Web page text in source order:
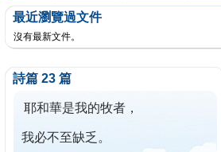
最近瀏覽過文件
沒有最新文件。
詩篇 23 篇
耶和華是我的牧者，
我必不至缺乏。
今已篩檢出1700位乳癌患者,提醒您